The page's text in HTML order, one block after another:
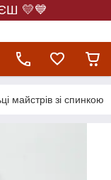
💛💙
майстрів зі спинкою